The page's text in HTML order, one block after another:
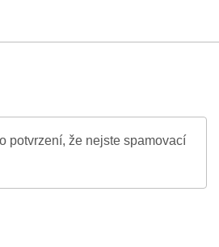
Digitalia
potvrzení, že nejste spamovací